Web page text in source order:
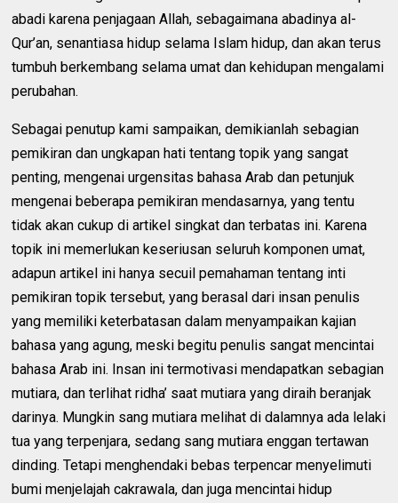
abadi karena penjagaan Allah, sebagaimana abadinya al-
Qur’an, senantiasa hidup selama Islam hidup, dan akan terus
tumbuh berkembang selama umat dan kehidupan mengalami
perubahan.
Sebagai penutup kami sampaikan, demikianlah sebagian
pemikiran dan ungkapan hati tentang topik yang sangat
penting, mengenai urgensitas bahasa Arab dan petunjuk
mengenai beberapa pemikiran mendasarnya, yang tentu
tidak akan cukup di artikel singkat dan terbatas ini. Karena
topik ini memerlukan keseriusan seluruh komponen umat,
adapun artikel ini hanya secuil pemahaman tentang inti
pemikiran topik tersebut, yang berasal dari insan penulis
yang memiliki keterbatasan dalam menyampaikan kajian
bahasa yang agung, meski begitu penulis sangat mencintai
bahasa Arab ini. Insan ini termotivasi mendapatkan sebagian
mutiara, dan terlihat ridha’ saat mutiara yang diraih beranjak
darinya. Mungkin sang mutiara melihat di dalamnya ada lelaki
tua yang terpenjara, sedang sang mutiara enggan tertawan
dinding. Tetapi menghendaki bebas terpencar menyelimuti
bumi menjelajah cakrawala, dan juga mencintai hidup